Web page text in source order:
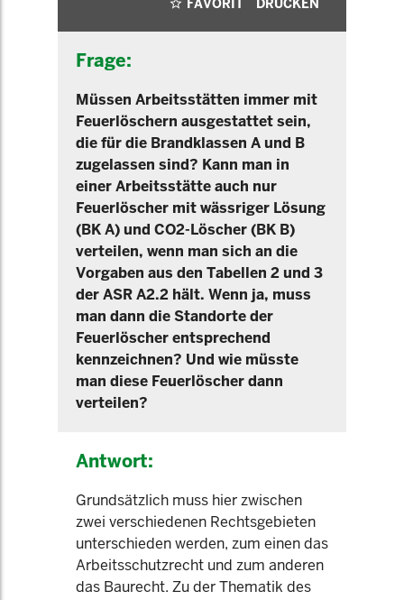
FAVORIT DRUCKEN
Frage:
Müssen Arbeitsstätten immer mit
Feuerlöschern ausgestattet sein,
die für die Brandklassen A und B
zugelassen sind? Kann man in
einer Arbeitsstätte auch nur
Feuerlöscher mit wässriger Lösung
(BK A) und CO2-Löscher (BK B)
verteilen, wenn man sich an die
Vorgaben aus den Tabellen 2 und 3
der ASR A2.2 hält. Wenn ja, muss
man dann die Standorte der
Feuerlöscher entsprechend
kennzeichnen? Und wie müsste
man diese Feuerlöscher dann
verteilen?
Antwort:
Grundsätzlich muss hier zwischen
zwei verschiedenen Rechtsgebieten
unterschieden werden, zum einen das
Arbeitsschutzrecht und zum anderen
das Baurecht. Zu der Thematik des